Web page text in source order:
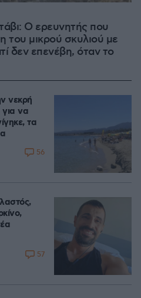
Ο ερευνητής που
του μικρού σκυλιού με
δεν επενέβη, όταν το
νεκρή
να
τα
56
57